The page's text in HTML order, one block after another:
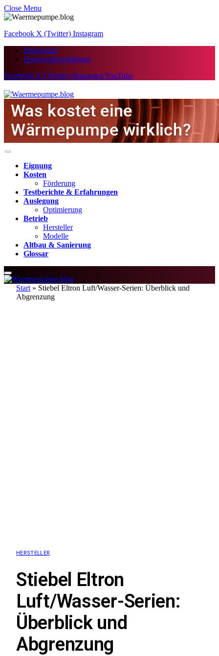
Close Menu
Facebook X (Twitter) Instagram
Impressum
Datenschutzerklärung
Facebook X (Twitter) InstagramYouTube
Eignung
Kosten
Förderung
Testberichte & Erfahrungen
Auslegung
Optimierung
Betrieb
Hersteller
Modelle
Altbau & Sanierung
Glossar
Start » Stiebel Eltron Luft/Wasser-Serien: Überblick und
Abgrenzung
HERSTELLER
Stiebel Eltron
Luft/Wasser-Serien:
Überblick und
Abgrenzung